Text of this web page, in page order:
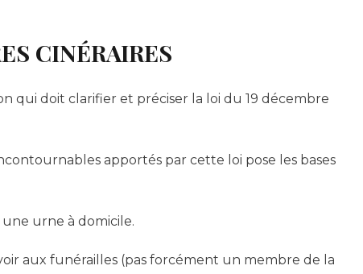
CINÉRAIRES
qui doit clarifier et préciser la loi du 19 décembre
apportés par cette loi pose les bases
une urne à domicile.
aux funérailles (pas forcément un membre de la